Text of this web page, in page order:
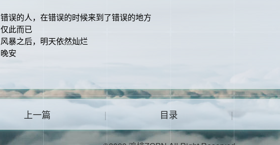
错误的人，在错误的时候来到了错误的地方
仅此而已
风暴之后，明天依然灿烂
晚安
上一篇 | 目录 |